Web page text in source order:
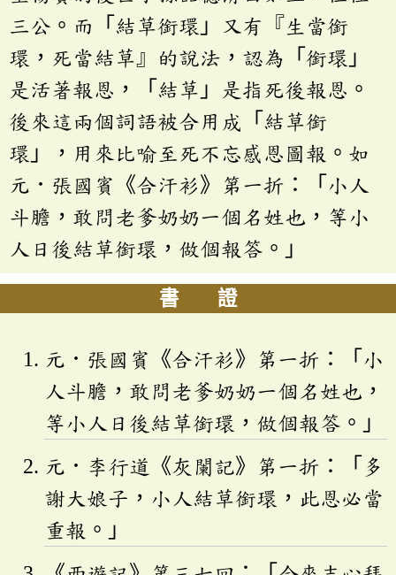
三公。而「結草銜環」又有『生當銜
環，死當結草』的說法，認為「銜環」
是活著報恩，「結草」是指死後報恩。
後來這兩個詞語被合用成「結草銜
環」，用來比喻至死不忘感恩圖報。如
元．張國賓《合汗衫》第一折：「小人
斗膽，敢問老爹奶奶一個名姓也，等小
人日後結草銜環，做個報答。」
書 證
元．張國賓《合汗衫》第一折：「小
人斗膽，敢問老爹奶奶一個名姓也，
等小人日後結草銜環，做個報答。」
元．李行道《灰闌記》第一折：「多
謝大娘子，小人結草銜環，此恩必當
重報。」